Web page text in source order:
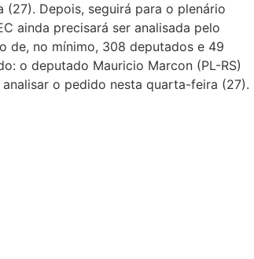
Depois, seguirá para o plenário
ainda precisará ser analisada pelo
de, no mínimo, 308 deputados e 49
o deputado Mauricio Marcon (PL-RS)
o pedido nesta quarta-feira (27).